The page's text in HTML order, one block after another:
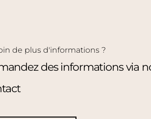
de plus d'informations ?
des informations via